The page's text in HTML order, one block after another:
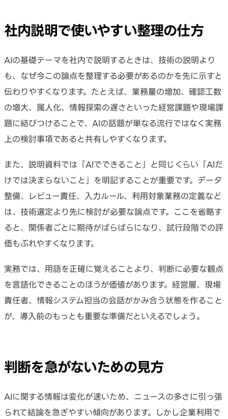
社内説明で使いやすい整理の仕方
AIの基礎テーマを社内で説明するときは、技術の説明より
も、なぜ今この論点を整理する必要があるのかを先に示すと
伝わりやすくなります。たとえば、業務量の増加、確認工数
の増大、属人化、情報探索の遅さといった経営課題や現場課
題に結びつけることで、AIの話題が単なる流行ではなく実務
上の検討事項であると共有しやすくなります。
また、説明資料では「AIでできること」と同じくらい「AIだ
けでは決まらないこと」を明記することが重要です。データ
整備、レビュー責任、入力ルール、利用対象業務の定義など
は、技術選定より先に検討が必要な論点です。ここを省略す
ると、関係者ごとに期待がばらばらになり、試行段階での評
価もぶれやすくなります。
実務では、用語を正確に覚えることより、判断に必要な観点
を言語化できることのほうが価値があります。経営層、現場
責任者、情報システム担当の会話がかみ合う状態を作ること
が、導入前のもっとも重要な準備だといえるでしょう。
判断を急がないための見方
AIに関する情報は変化が速いため、ニュースの多さに引っ張
られて結論を急ぎやすい傾向があります。しかし企業利用で